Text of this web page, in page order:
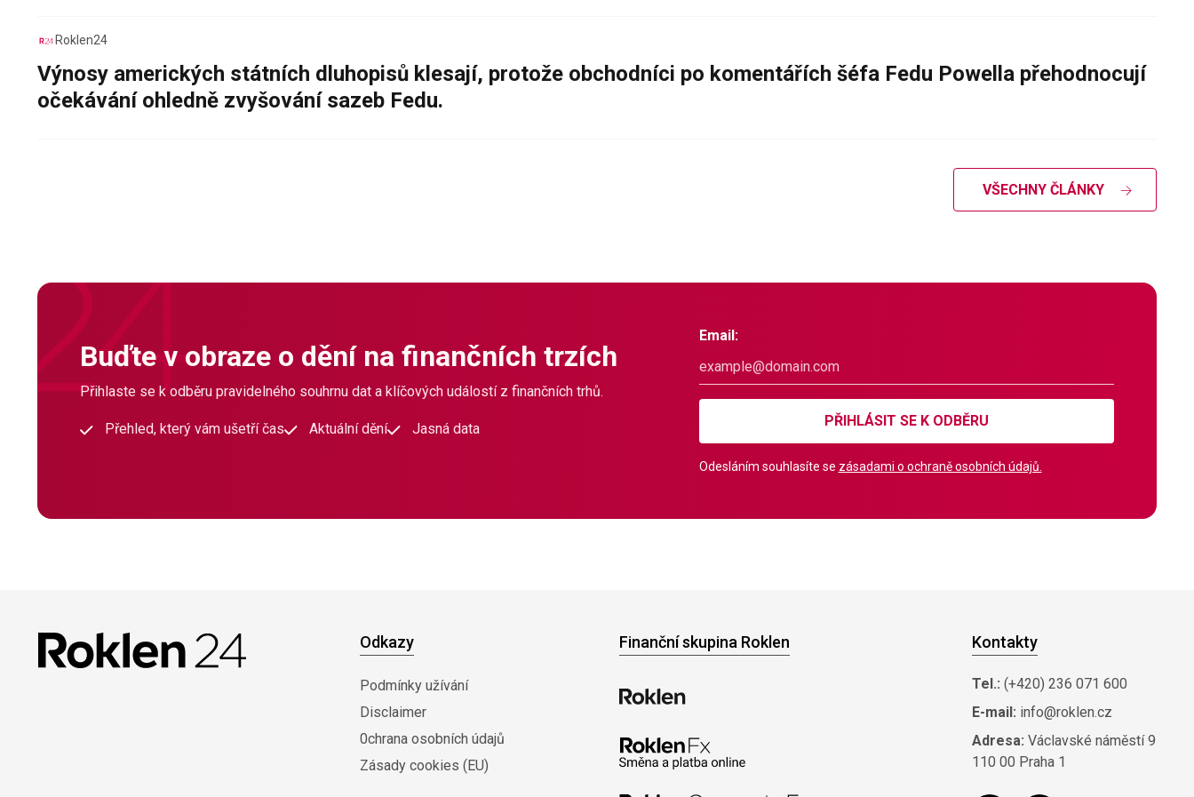
Roklen24
Výnosy amerických státních dluhopisů klesají, protože obchodníci po komentářích šéfa Fedu Powella přehodnocují
očekávání ohledně zvyšování sazeb Fedu.
VŠECHNY ČLÁNKY
Buďte v obraze o dění na finančních trzích
Přihlaste se k odběru pravidelného souhrnu dat a klíčových událostí z finančních trhů.
Přehled, který vám ušetří čas Aktuální dění Jasná data
Email:
PŘIHLÁSIT SE K ODBĚRU
Odesláním souhlasíte se zásadami o ochraně osobních údajů.
Odkazy
Podmínky užívání
Disclaimer
0chrana osobních údajů
Zásady cookies (EU)
Finanční skupina Roklen Kontakty
Tel.: (+420) 236 071 600
E-mail: info@roklen.cz
Adresa: Václavské náměstí 9
110 00 Praha 1